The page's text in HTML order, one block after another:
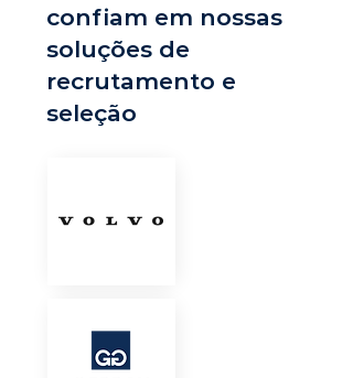
confiam em nossas
soluções de
recrutamento e
seleção